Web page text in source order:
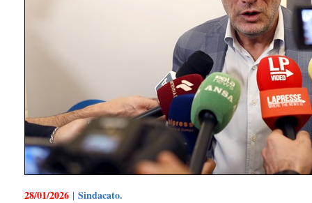
28/01/2026 | Sindacato.